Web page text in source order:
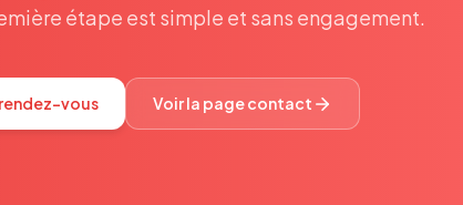
étape est simple et sans engagement.
vous Voir la page contact